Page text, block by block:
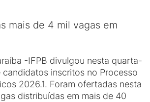
mais de 4 mil vagas em
-IFPB divulgou nesta quarta-
inscritos no Processo
2026.1. Foram ofertadas nesta
distribuídas em mais de 40